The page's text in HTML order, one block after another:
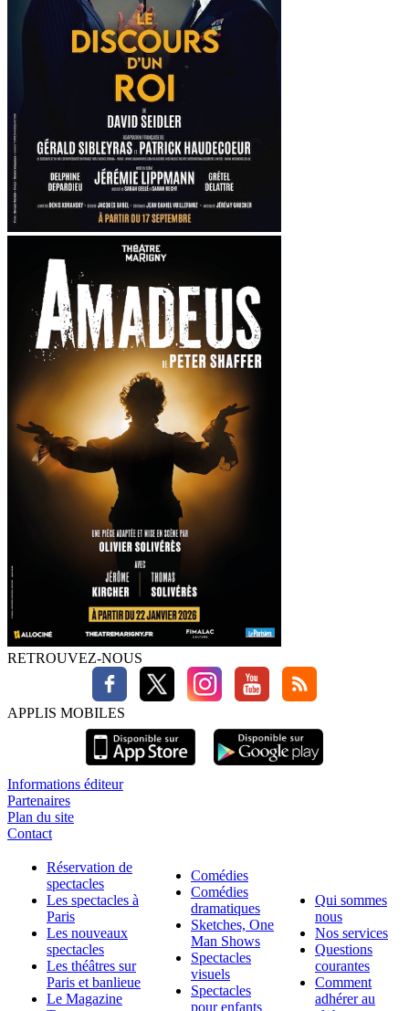
RETROUVEZ-NOUS
APPLIS MOBILES
Informations éditeur
Partenaires
Plan du site
Contact
Réservation de
spectacles
Les spectacles à
Paris
Les nouveaux
spectacles
Les théâtres sur
Paris et banlieue
Le Magazine
Comédies
Comédies
dramatiques
Sketches, One
Man Shows
Spectacles
visuels
Spectacles
pour enfants
Qui sommes
nous
Nos services
Questions
courantes
Comment
adhérer au